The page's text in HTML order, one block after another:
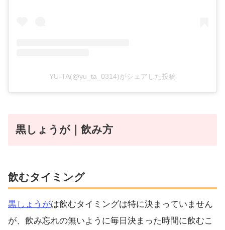
YU-TA(@yu_ta_0314)がシェアした投稿
黒しょうが｜飲み方
飲むタイミング
黒しょうがは飲むタイミングは特に決まっていません
が、飲み忘れの無いように毎日決まった時間に飲むこ